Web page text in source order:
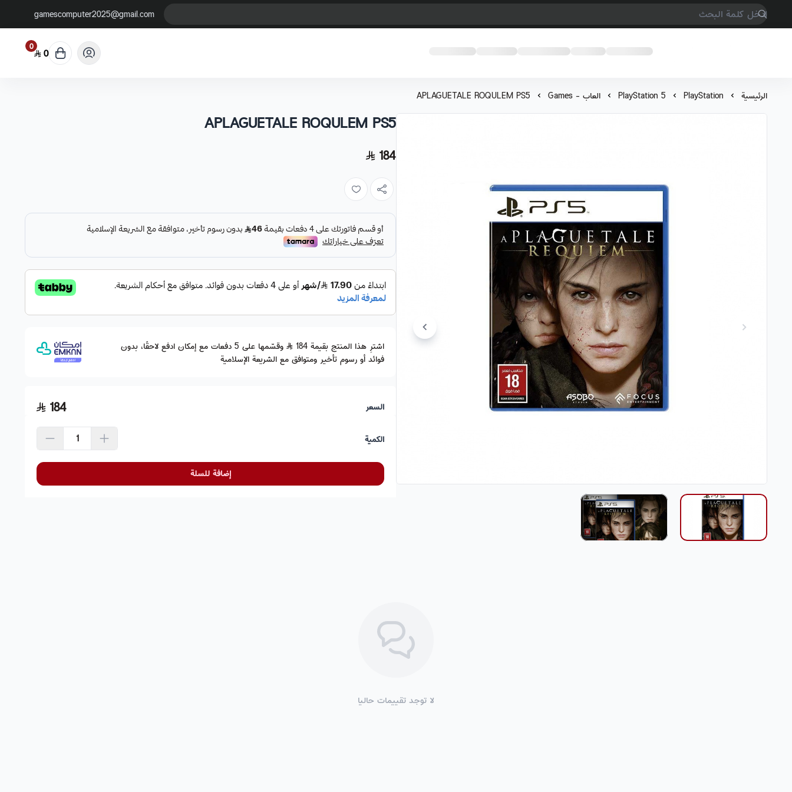
gamescomputer2025@gmail.com
0 0
الرئيسية PlayStation
PlayStation 5 العاب - Games APLAGUETALE ROQULEM PS5
APLAGUETALE ROQULEM PS5
184
اشترِ هذا المنتج بقيمة 184
وقسّمها على 5 دفعات مع إمكان ادفع لاحقًا، بدون
فوائد أو رسوم تأخير ومتوافق مع الشريعة الإسلامية
السعر 184
الكمية
إضافة للسلة
لا توجد تقييمات حاليا